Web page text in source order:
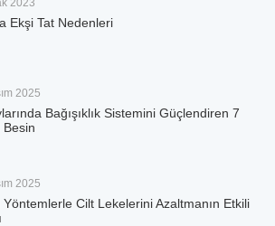
Ekşi Tat Nedenleri
2025
Bağışıklık Sistemini Güçlendiren 7
Besin
2025
Yöntemlerle Cilt Lekelerini Azaltmanın Etkili